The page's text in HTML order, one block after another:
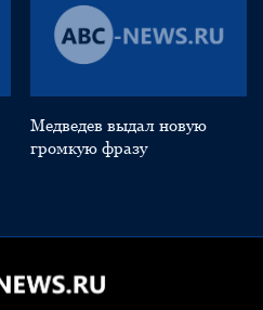
Медведев выдал новую
громкую фразу